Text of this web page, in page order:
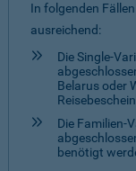
In folgenden
ausreichend:
Die Single-
Belarus oder
Die Familien-
benötigt